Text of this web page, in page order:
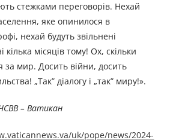
стежками переговорів. Нехай
яке опинилося в
нехай будуть звільнені
місяців тому! Ох, скільки
за мир. Досить війни, досить
„Так” діалогу і „так” миру!».
– Ватикан
uk/pope/news/2024-